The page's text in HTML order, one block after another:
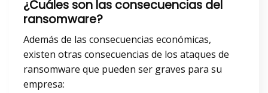
¿Cuáles son las consecuencias del
ransomware?
Además de las consecuencias económicas,
existen otras consecuencias de los ataques de
ransomware que pueden ser graves para su
empresa: